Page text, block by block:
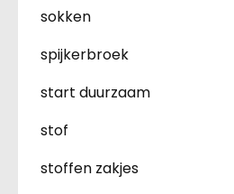
sokken
spijkerbroek
start duurzaam
stof
stoffen zakjes